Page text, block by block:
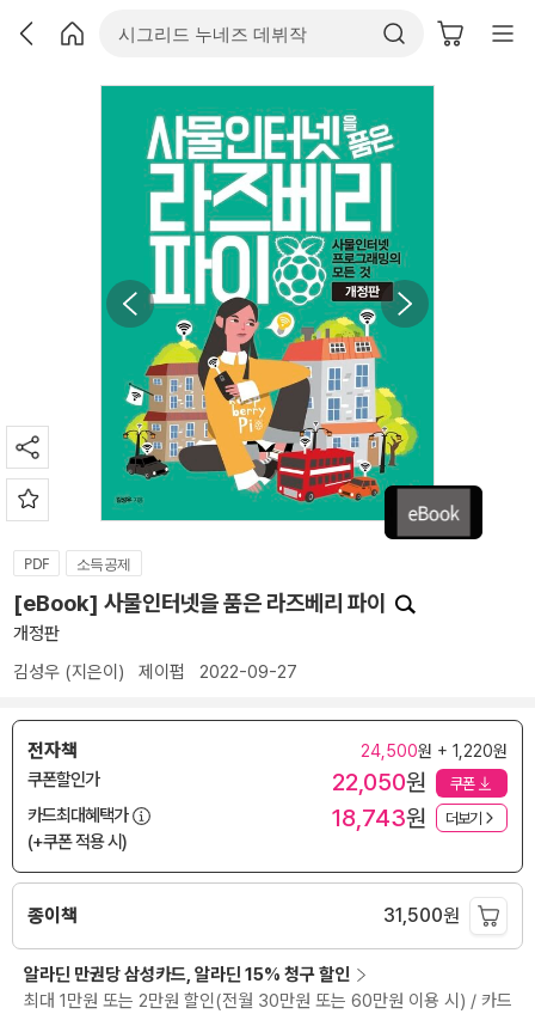
PDF 소득공제
[eBook] 사물인터넷을 품은 라즈베리 파이
개정판
김성우 (지은이) 제이펍 2022-09-27
전자책 24,500원 + 1,220원
쿠폰할인가 22,050원 쿠폰
카드최대혜택가
(+쿠폰 적용 시)
18,743원 더보기
종이책 31,500원
알라딘 만권당 삼성카드, 알라딘 15% 청구 할인
최대 1만원 또는 2만원 할인(전월 30만원 또는 60만원 이용 시) / 카드